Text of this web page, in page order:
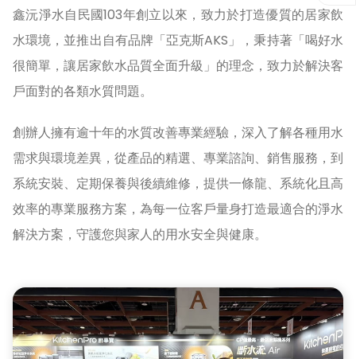
鑫沅淨水自民國103年創立以來，致力於打造優質的居家飲
水環境，並推出自有品牌「亞克斯AKS」，秉持著「喝好水
很簡單，讓居家飲水品質全面升級」的理念，致力於解決客
戶面對的各類水質問題。
創辦人擁有逾十年的水質改善專業經驗，深入了解各種用水
需求與環境差異，從產品的精選、專業諮詢、銷售服務，到
系統安裝、定期保養與後續維修，提供一條龍、系統化且高
效率的專業服務方案，為每一位客戶量身打造最適合的淨水
解決方案，守護您與家人的用水安全與健康。